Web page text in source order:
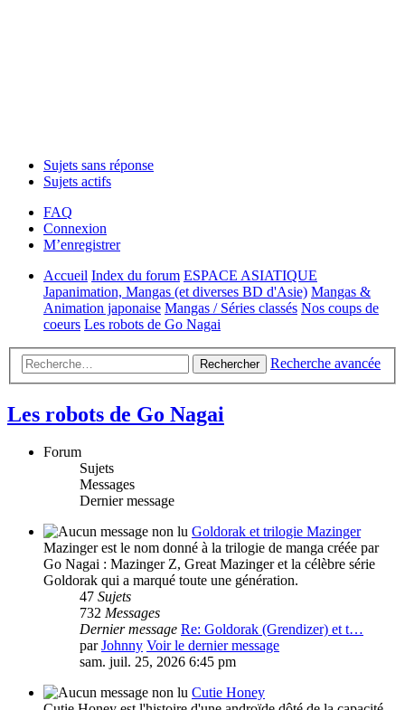
Sujets sans réponse
Sujets actifs
FAQ
Connexion
M’enregistrer
Accueil Index du forum ESPACE ASIATIQUE
Japanimation, Mangas (et diverses BD d'Asie) Mangas &
Animation japonaise Mangas / Séries classés Nos coups de
coeurs Les robots de Go Nagai
Rechercher Recherche avancée
Les robots de Go Nagai
Forum
Sujets
Messages
Dernier message
Goldorak et trilogie Mazinger
Mazinger est le nom donné à la trilogie de manga créée par
Go Nagai : Mazinger Z, Great Mazinger et la célèbre série
Goldorak qui a marqué toute une génération.
47 Sujets
732 Messages
Dernier message Re: Goldorak (Grendizer) et t…
parJohnny Voir le dernier message
sam. juil. 25, 2026 6:45 pm
Cutie Honey